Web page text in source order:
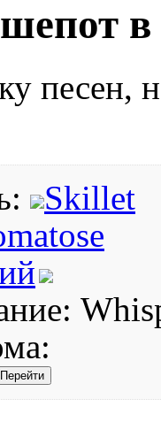
в
песен,
Skillet